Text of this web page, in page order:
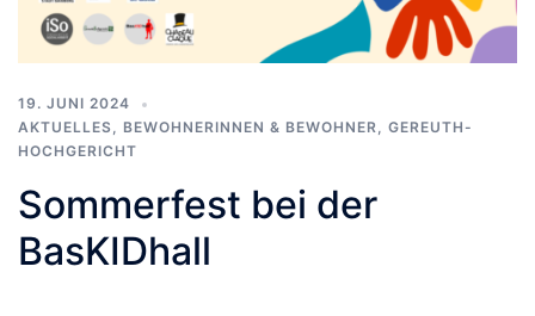
19. JUNI 2024
AKTUELLES, BEWOHNERINNEN & BEWOHNER, GEREUTH-
HOCHGERICHT
Sommerfest bei der
BasKIDhall